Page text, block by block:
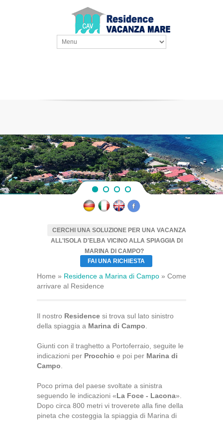
A pochi metri dalla spiaggia di Marina di Campo all'Isola d'Elba ...
CERCHI UNA SOLUZIONE PER UNA VACANZA
ALL'ISOLA D'ELBA VICINO ALLA SPIAGGIA DI
MARINA DI CAMPO?
FAI UNA RICHIESTA
Home » Residence a Marina di Campo » Come
arrivare al Residence
Il nostro Residence si trova sul lato sinistro
della spiaggia a Marina di Campo
Giunti con il traghetto a Portoferraio, seguite le
indicazioni per Procchio e poi per Marina di
Campo
Poco prima del paese svoltate a sinistra
seguendo le indicazioni «La Foce - Lacona».
Dopo circa 800 metri vi troverete alla fine della
pineta che costeggia la spiaggia di Marina di